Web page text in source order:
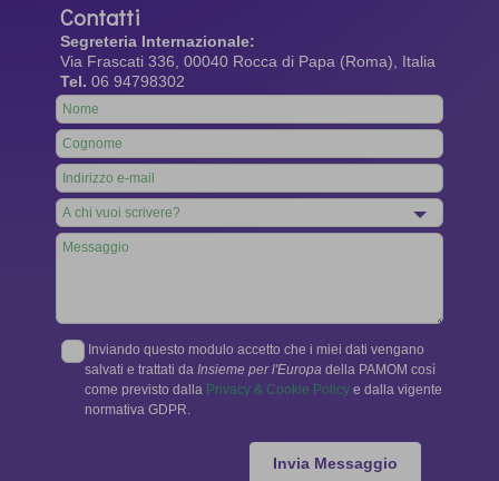
Contatti
Segreteria Internazionale:
Via Frascati 336, 00040 Rocca di Papa (Roma), Italia
Tel. 06 94798302
Leave
this
field
blank
Inviando questo modulo accetto che i miei dati vengano
salvati e trattati da Insieme per l'Europa della PAMOM così
come previsto dalla Privacy & Cookie Policy e dalla vigente
normativa GDPR.
Invia Messaggio